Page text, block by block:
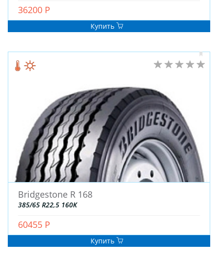
36200 Р
Купить
Bridgestone R 168
385/65 R22,5 160K
60455 Р
Купить